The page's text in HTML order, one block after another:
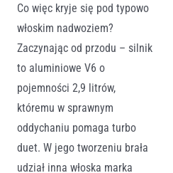
Co więc kryje się pod typowo
włoskim nadwoziem?
Zaczynając od przodu – silnik
to aluminiowe V6 o
pojemności 2,9 litrów,
któremu w sprawnym
oddychaniu pomaga turbo
duet. W jego tworzeniu brała
udział inna włoska marka